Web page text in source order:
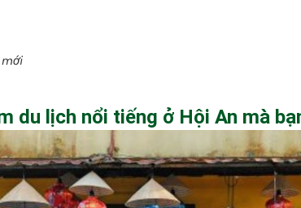
du lịch nổi tiếng ở Hội An mà